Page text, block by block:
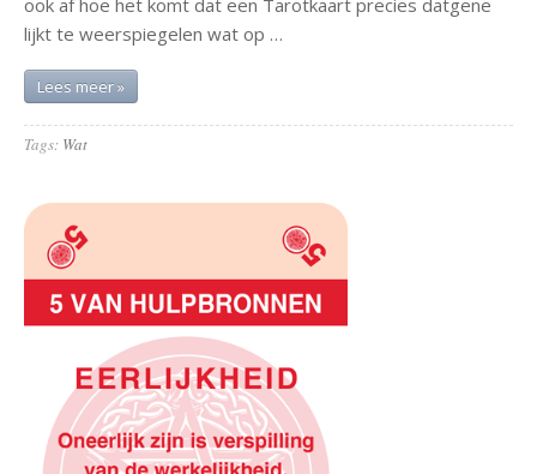
ook af hoe het komt dat een Tarotkaart precies datgene
lijkt te weerspiegelen wat op …
Lees meer »
Tags: Wat